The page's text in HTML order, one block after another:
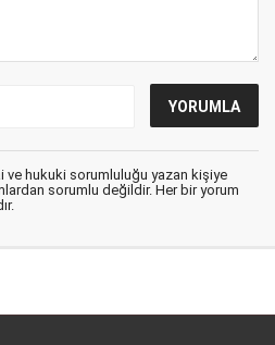
ve hukuki sorumluluğu yazan kişiye
sorumlu değildir. Her bir yorum